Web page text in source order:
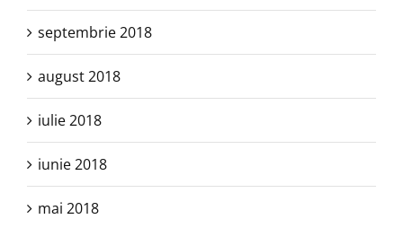
septembrie 2018
august 2018
iulie 2018
iunie 2018
mai 2018